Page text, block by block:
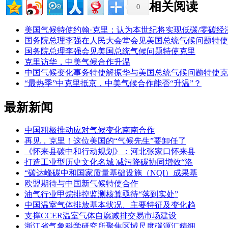
0 相关阅读
美国气候特使约翰·克里：认为本世纪将实现低碳/零碳经
国务院总理李强在人民大会堂会见美国总统气候问题特
国务院总理李强会见美国总统气候问题特使克里
克里访华，中美气候合作升温
中国气候变化事务特使解振华与美国总统气候问题特使
“最热季”中克里抵京，中美气候合作能否“升温”？
最新新闻
中国积极推动应对气候变化南南合作
再见，克里！这位美国的“气候先生”要卸任了
《怀来县碳中和行动规划》：河北张家口怀来县
打造工业型历史文化名城 减污降碳协同增效“洛
“碳达峰碳中和国家质量基础设施（NQI）成果基
欧盟期待与中国新气候特使合作
油气行业甲烷排控监测核算亟待“落到实处”
中国温室气体排放基本状况、主要特征及变化趋
支撑CCER温室气体自愿减排交易市场建设